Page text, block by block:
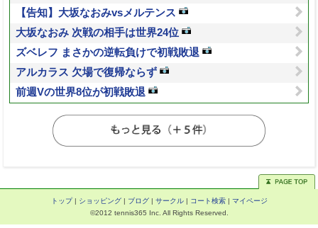
【告知】大坂なおみvsメルテンス
大坂なおみ 次戦の相手は世界24位
ズベレフ まさかの逆転負けで初戦敗退
アルカラス 欠場で復帰ならず
前週Vの世界8位が初戦敗退
トップ| ショッピング| ブログ| サークル| コート検索| マイページ
©2012 tennis365 Inc. All Rights Reserved.